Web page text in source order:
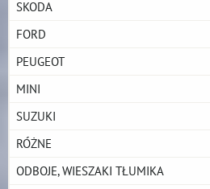
SKODA
FORD
PEUGEOT
MINI
SUZUKI
RÓŻNE
ODBOJE, WIESZAKI TŁUMIKA